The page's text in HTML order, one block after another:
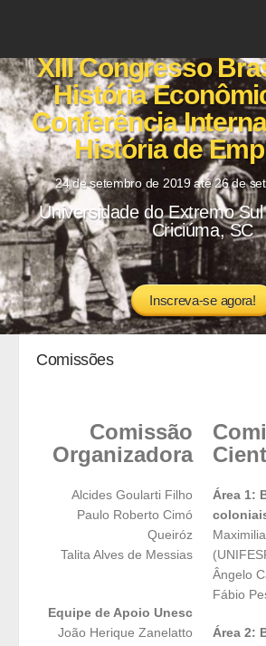
XIII Congresso
História
Conferência
História de
24 de setembro de 2019 até 26 de
Universidade do Extremo
Criciúma, SC
Inscreva-se agora!
Comissões
Comissão
Organizadora
Alcides Goularti Filho
Paulo Roberto Cimó
Queiróz
Talita Alves de Messias
Equipe de Apoio Unesc
João Herique Zanelatto
Área 1:
Ângelo
Fábio
Área 2: